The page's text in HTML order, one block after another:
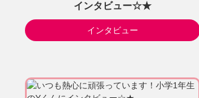
インタビュー☆★
インタビュー